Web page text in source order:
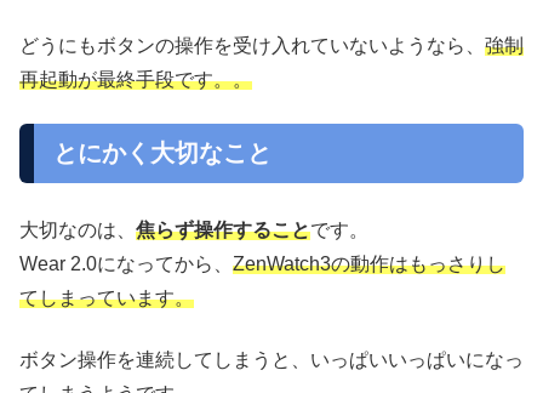
どうにもボタンの操作を受け入れていないようなら、 強制
再起動が最終手段です。。
とにかく大切なこと
大切なのは、 焦らず操作することです。
Wear 2.0になってから、 ZenWatch3の動作はもっさりし
てしまっています。
ボタン操作を連続してしまうと、いっぱいいっぱいになっ